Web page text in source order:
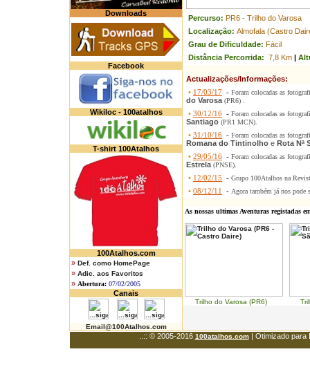
Downloads
Facebook
Wikiloc - 100atalhos
T-shirt 100Atalhos
100Atalhos.com
» Def. como HomePage
» Adic. aos Favoritos
» Abertura: 07/02/2005
Canais
Email@100Atalhos.com
Percurso: PR6 - Trilho do Varosa
Localização: Almofala (Castro
Grau de Dificuldade: Fácil
Distância Percorrida: 7,8 Km |
Actualizações/Informações:
• 17/03/17 - Foram colocadas as
do Varosa (PR6) .
• 30/12/16 - Foram colocadas as
Santiago (PR1 MCN).
• 31/10/16 - Foram colocadas as
Romana do Tintinolho e Rota Nª
• 29/05/16 - Foram colocadas as
Estrela (PNSE).
• 12/02/15 - Grupo 100Atalhos na
• 08/12/11 - Agora também já nos pode
As nossas ultimas Aventuras registadas
Trilho do Varosa (PR6) Trilho
..:: © 2005-2016 100atalhos.com| Otimizado para